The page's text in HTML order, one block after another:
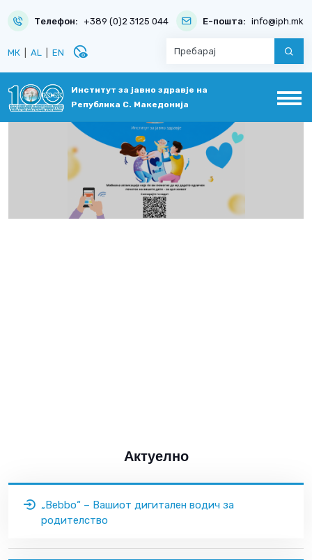
Телефон: +389 (0)2 3125 044 Е-пошта: info@iph.mk
МК AL EN disabled_visible
Институт за јавно здравје на
Република С. Македонија
Актуелно
„Bebbo“ – Вашиот дигитален водич за
родителство